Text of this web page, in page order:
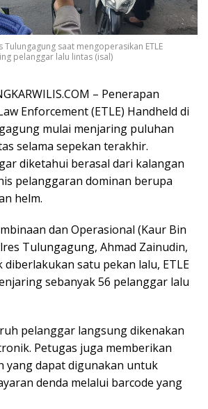
Tulungagung saat mengoperasikan ETLE
pelanggar lalu lintas (isal)
– Penerapan
Enforcement (ETLE) Handheld di
mulai menjaring puluhan
selama sepekan terakhir.
diketahui berasal dari kalangan
pelanggaran dominan berupa
helm.
dan Operasional (Kaur Bin
Tulungagung, Ahmad Zainudin,
diberlakukan satu pekan lalu, ETLE
sebanyak 56 pelanggar lalu
pelanggar langsung dikenakan
Petugas juga memberikan
yang dapat digunakan untuk
denda melalui barcode yang